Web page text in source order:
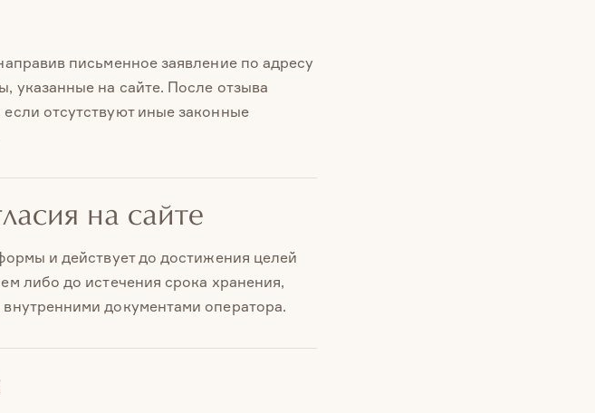
письменное заявление по адресу
указанные на сайте. После отзыва
отсутствуют иные законные
на сайте
и действует до достижения целей
либо до истечения срока хранения,
документами оператора.